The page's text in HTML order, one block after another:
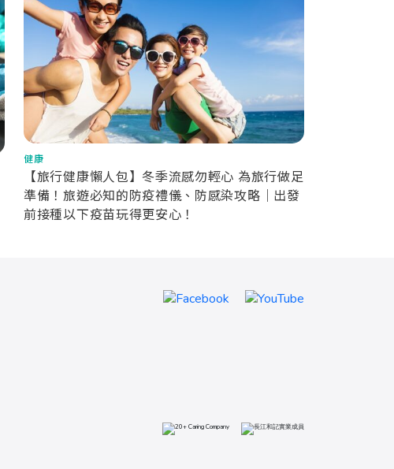
健康
【旅行健康懶人包】冬季流感勿輕心 為旅行做足
準備！旅遊必知的防疫禮儀、防感染攻略｜出發
前接種以下疫苗玩得更安心！